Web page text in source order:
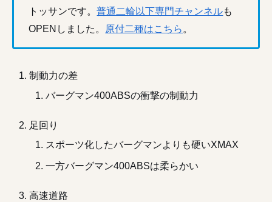
トッサンです。普通二輪以下専門チャンネルも
OPENしました。 原付二種はこちら 。
制動力の差
バーグマン400ABSの衝撃の制動力
足回り
スポーツ化したバーグマンよりも硬いXMAX
一方バーグマン400ABSは柔らかい
高速道路